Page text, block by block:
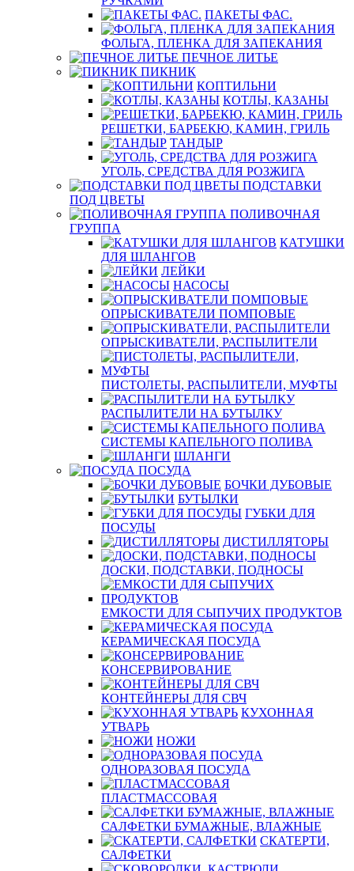
ПАКЕТЫ ФАС.
ФОЛЬГА, ПЛЕНКА ДЛЯ ЗАПЕКАНИЯ
ПЕЧНОЕ ЛИТЬЕ
ПИКНИК
КОПТИЛЬНИ
КОТЛЫ, КАЗАНЫ
РЕШЕТКИ, БАРБЕКЮ, КАМИН, ГРИЛЬ
ТАНДЫР
УГОЛЬ, СРЕДСТВА ДЛЯ РОЗЖИГА
ПОДСТАВКИ
ПОД ЦВЕТЫ
ПОЛИВОЧНАЯ
ГРУППА
КАТУШКИ
ДЛЯ ШЛАНГОВ
ЛЕЙКИ
НАСОСЫ
ОПРЫСКИВАТЕЛИ ПОМПОВЫЕ
ОПРЫСКИВАТЕЛИ, РАСПЫЛИТЕЛИ
ПИСТОЛЕТЫ, РАСПЫЛИТЕЛИ, МУФТЫ
РАСПЫЛИТЕЛИ НА БУТЫЛКУ
СИСТЕМЫ КАПЕЛЬНОГО ПОЛИВА
ШЛАНГИ
ПОСУДА
БОЧКИ ДУБОВЫЕ
БУТЫЛКИ
ГУБКИ ДЛЯ
ПОСУДЫ
ДИСТИЛЛЯТОРЫ
ДОСКИ, ПОДСТАВКИ, ПОДНОСЫ
ЕМКОСТИ ДЛЯ СЫПУЧИХ ПРОДУКТОВ
КЕРАМИЧЕСКАЯ ПОСУДА
КОНСЕРВИРОВАНИЕ
КОНТЕЙНЕРЫ ДЛЯ СВЧ
КУХОННАЯ
УТВАРЬ
НОЖИ
ОДНОРАЗОВАЯ ПОСУДА
ПЛАСТМАССОВАЯ
САЛФЕТКИ БУМАЖНЫЕ, ВЛАЖНЫЕ
СКАТЕРТИ,
САЛФЕТКИ